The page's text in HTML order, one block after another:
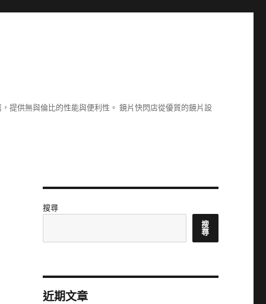
提供無與倫比的性能與便利性。 鏡片快閃店從優質的鏡片設
搜尋
搜
尋
近期文章